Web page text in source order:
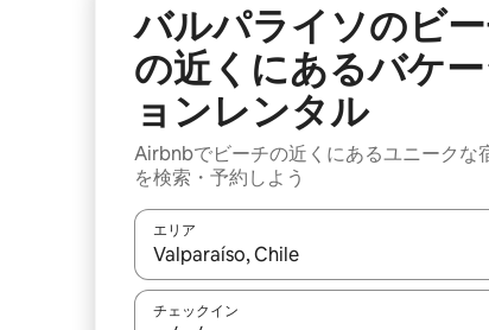
バルパライソのビ
の近くにあるバケ
ョンレンタル
Airbnbでビーチの近くにあるユニークな
を検索・予約しよう
エリア
検索結果が表示されたら、上下の矢印キー
チェックイン